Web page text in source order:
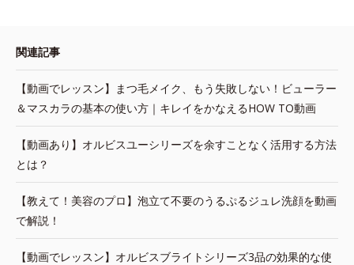
関連記事
【動画でレッスン】まつ毛メイク、もう失敗しない！ビューラー
＆マスカラの基本の使い方｜キレイをかなえるHOW TO動画
【動画あり】オルビスユーシリーズを余すことなく活用する方法
とは？
【教えて！美容のプロ】泡立て不要のうるぷるジュレ洗顔を動画
で解説！
【動画でレッスン】オルビスブライトシリーズ3品の効果的な使